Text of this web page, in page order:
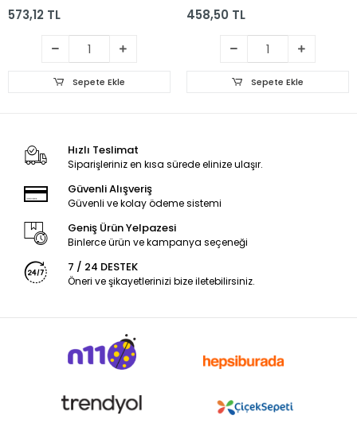
573,12 TL
Sepete Ekle
458,50 TL
Sepete Ekle
Hızlı Teslimat
Siparişleriniz en kısa sürede elinize ulaşır.
Güvenli Alışveriş
Güvenli ve kolay ödeme sistemi
Geniş Ürün Yelpazesi
Binlerce ürün ve kampanya seçeneği
7 / 24 DESTEK
Öneri ve şikayetlerinizi bize iletebilirsiniz.